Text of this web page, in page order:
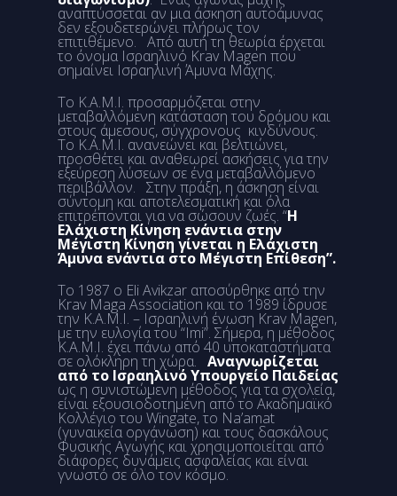
αναπτύσσεται αν μια άσκηση αυτοάμυνας
δεν εξουδετερώνει πλήρως τον
επιτιθέμενο. Από αυτή τη θεωρία έρχεται
το όνομα Ισραηλινό Krav Magen που
σημαίνει Ισραηλινή Άμυνα Μάχης.
Το Κ.Α.Μ.Ι. προσαρμόζεται στην
μεταβαλλόμενη κατάσταση του δρόμου και
στους άμεσους, σύγχρονους κινδύνους.
Το Κ.Α.Μ.Ι. ανανεώνει και βελτιώνει,
προσθέτει και αναθεωρεί ασκήσεις για την
εξεύρεση λύσεων σε ένα μεταβαλλόμενο
περιβάλλον. Στην πράξη, η άσκηση είναι
σύντομη και αποτελεσματική και όλα
επιτρέπονται για να σώσουν ζωές. “Η
Ελάχιστη Κίνηση ενάντια στην
Μέγιστη Κίνηση γίνεται η Ελάχιστη
Άμυνα ενάντια στο Μέγιστη Επίθεση”.
Το 1987 ο Eli Avikzar αποσύρθηκε από την
Krav Maga Association και το 1989 ίδρυσε
την Κ.Α.Μ.Ι. – Ισραηλινή ένωση Krav Magen,
με την ευλογία του “Imi”. Σήμερα, η μέθοδος
Κ.Α.Μ.Ι. έχει πάνω από 40 υποκαταστήματα
σε ολόκληρη τη χώρα. Αναγνωρίζεται
από το Ισραηλινό Υπουργείο Παιδείας
ως η συνιστώμενη μέθοδος για τα σχολεία,
είναι εξουσιοδοτημένη από το Ακαδημαϊκό
Κολλέγιο του Wingate, το Na’amat
(γυναικεία οργάνωση) και τους δασκάλους
Φυσικής Αγωγής και χρησιμοποιείται από
διάφορες δυνάμεις ασφαλείας και είναι
γνωστό σε όλο τον κόσμο.